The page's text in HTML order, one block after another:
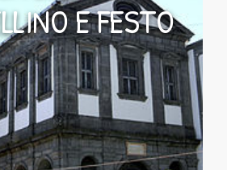
E FESTO